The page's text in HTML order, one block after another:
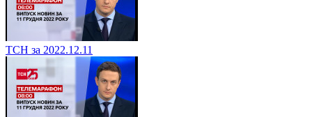
ТСН за 2022.12.11